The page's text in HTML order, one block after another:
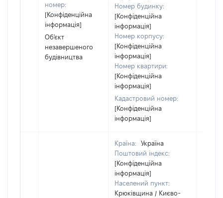
номер:
[Конфіденційна
інформація]
Об'єкт
незавершеного
будівництва
Номер будинку:
[Конфіденційна
інформація]
Номер корпусу:
[Конфіденційна
інформація]
Номер квартири:
[Конфіденційна
інформація]
Кадастровий номер:
[Конфіденційна
інформація]
Країна:
Україна
Поштовий індекс:
[Конфіденційна
інформація]
Населений пункт:
Крюківщина / Києво-